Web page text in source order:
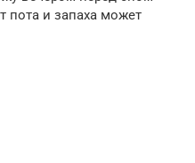
пота и запаха может